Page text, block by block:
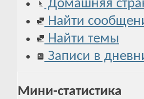
Домашняя
Найти
Найти темы
Записи в
Мини-статистика